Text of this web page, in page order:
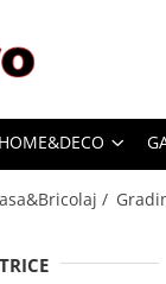
HOME&DECO
/